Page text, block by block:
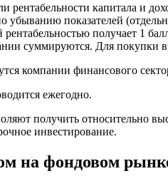
рентабельности капитала и
показателей
получает 1
суммируются. Для покупки
компании финансового
ежегодно.
получить относительно
инвестирование.
на фондовом